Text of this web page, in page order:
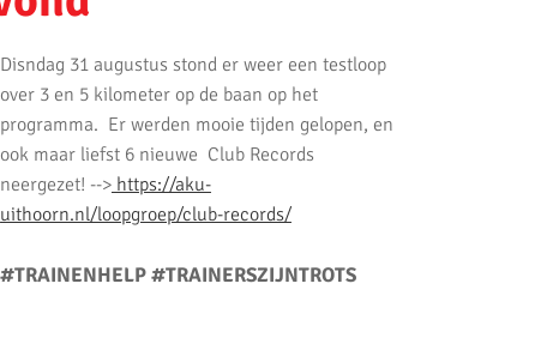
Disndag 31 augustus stond er weer een testloop
over 3 en 5 kilometer op de baan op het
programma. Er werden mooie tijden gelopen, en
ook maar liefst 6 nieuwe Club Records
neergezet! -->https://aku-
uithoorn.nl/loopgroep/club-records/
#TRAINENHELP #TRAINERSZIJNTROTS